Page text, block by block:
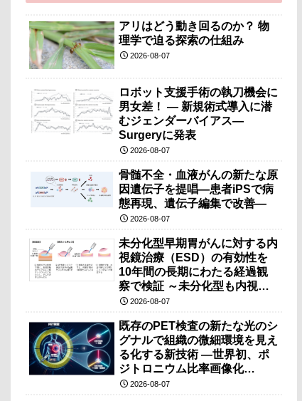
アリはどう動き回るのか？ 物
理学で迫る探索の仕組み
2026-08-07
ロボット支援手術の執刀機会に
男女差！ — 新規術式導入に潜
むジェンダーバイアス—
Surgeryに発表
2026-08-07
骨髄不全・血液がんの新たな原
因遺伝子を提唱―患者iPSで病
態再現、遺伝子編集で改善―
2026-08-07
未分化型早期胃がんに対する内
視鏡治療（ESD）の有効性を
10年間の長期にわたる経過観
察で検証 ～未分化型も内視鏡
治療で胃の温存が可能～
2026-08-07
既存のPET検査の新たな光のシ
グナルで組織の微細環境を見え
る化する新技術 ―世界初、ポ
ジトロニウム比率画像化
（PRI）の原理検証に成功―
2026-08-07